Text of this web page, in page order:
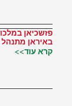
פזשכיאן
באיראן
קרא עוד>>